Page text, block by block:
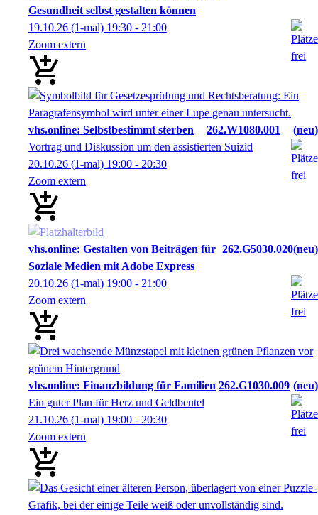
Gesundheit selbst gestalten können
19.10.26 (1-mal) 19:30 - 21:00
Zoom extern
vhs.online: Selbstbestimmt sterben 262.W1080.001
neu
Vortrag und Diskussion um den assistierten Suizid
20.10.26 (1-mal) 19:00 - 20:30
Zoom extern
vhs.online: Gestalten von Beiträgen für
Soziale Medien mit Adobe Express
262.G5030.020 neu
20.10.26 (1-mal) 19:00 - 21:00
Zoom extern
vhs.online: Finanzbildung für Familien 262.G1030.009 neu
Ein guter Plan für Herz und Geldbeutel
21.10.26 (1-mal) 19:00 - 20:30
Zoom extern